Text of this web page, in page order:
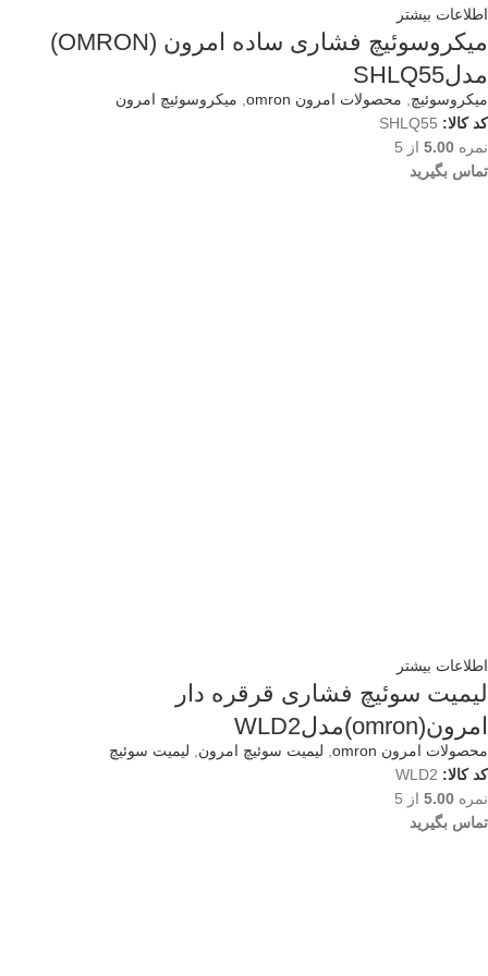
اطلاعات بیشتر
میکروسوئیچ فشاری ساده امرون (OMRON)
مدلSHLQ55
میکروسوئیچ محصولات امرون omron
میکروسوئیچ امرون
کد کالا: SHLQ55
نمره 5.00 از 5
تماس بگیرید
اطلاعات بیشتر
لیمیت سوئیچ فشاری قرقره دار
امرون(omron)مدلWLD2
محصولات امرون omron لیمیت سوئیچ امرون
لیمیت سوئیچ
کد کالا: WLD2
نمره 5.00 از 5
تماس بگیرید